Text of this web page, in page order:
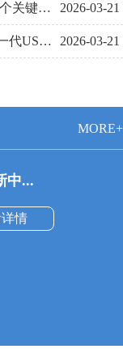
点详解 2026-03-21
连接器 2026-03-21
MORE+
中...
情